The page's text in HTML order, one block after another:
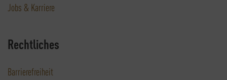
Jobs & Karriere
Rechtliches
Barrierefreiheit